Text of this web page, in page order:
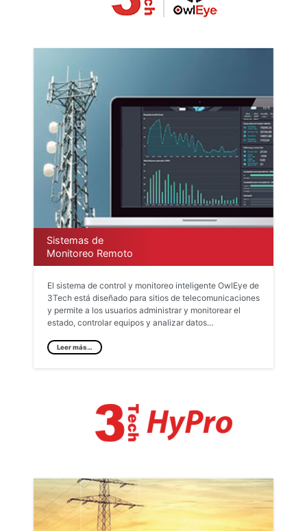
Sistemas de
Monitoreo Remoto
El sistema de control y monitoreo inteligente OwlEye de
3Tech está diseñado para sitios de telecomunicaciones
y permite a los usuarios administrar y monitorear el
estado, controlar equipos y analizar datos…
Leer más…